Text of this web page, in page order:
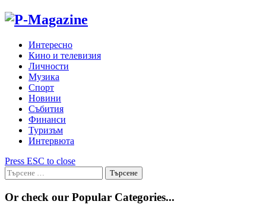
Skip
Интересно
Кино и телевизия
Личности
Музика
Спорт
Новини
Събития
Финанси
Туризъм
Интервюта
Press ESC to close
Търсене
за:
Or check our Popular Categories...